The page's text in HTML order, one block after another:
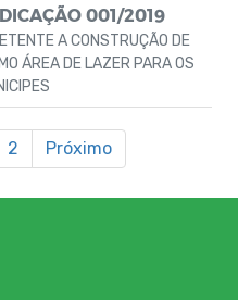
001/2019
A CONSTRUÇÃO DE
ÁREA DE LAZER PARA OS
2 Próximo